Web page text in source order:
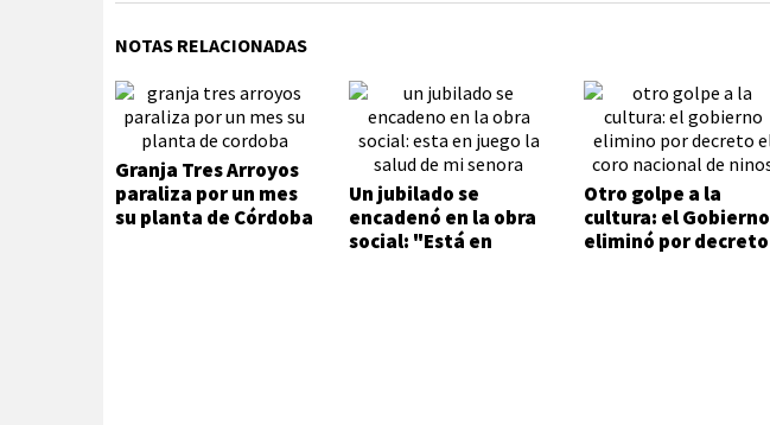
NOTAS RELACIONADAS
Granja Tres Arroyos
paraliza por un mes
su planta de Córdoba
Un jubilado se
encadenó en la obra
social: "Está en
Otro golpe a la
cultura: el Gobierno
eliminó por decreto